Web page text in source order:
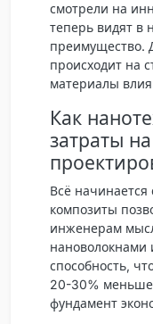
смотрели на
теперь видят в
преимущество.
происходит на
материалы
Как
затраты
Всё начинается
композиты
инженерам
нановолокнами
способность,
20-30%
фундамент